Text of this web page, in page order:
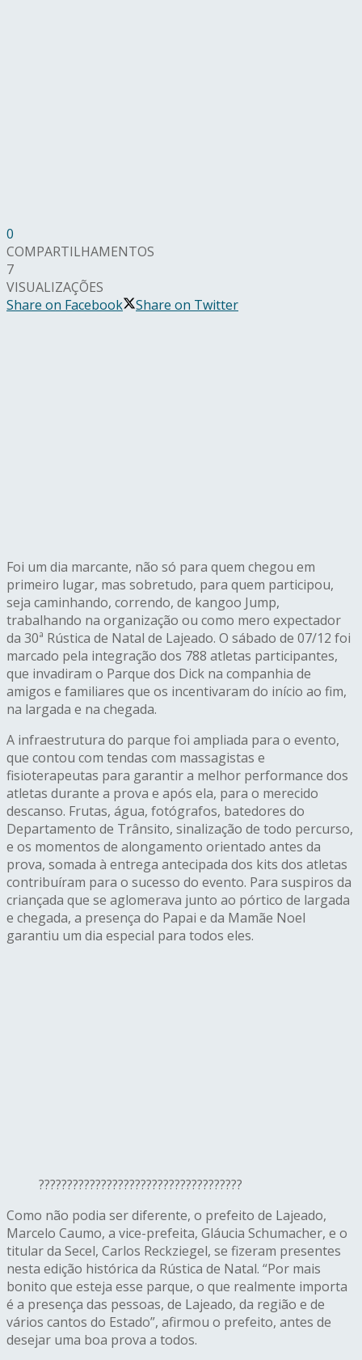
0
COMPARTILHAMENTOS
7
VISUALIZAÇÕES
Share on Facebook
Share on Twitter
Foi um dia marcante, não só para quem chegou em
primeiro lugar, mas sobretudo, para quem participou,
seja caminhando, correndo, de kangoo Jump,
trabalhando na organização ou como mero expectador
da 30ª Rústica de Natal de Lajeado. O sábado de 07/12 foi
marcado pela integração dos 788 atletas participantes,
que invadiram o Parque dos Dick na companhia de
amigos e familiares que os incentivaram do início ao fim,
na largada e na chegada.
A infraestrutura do parque foi ampliada para o evento,
que contou com tendas com massagistas e
fisioterapeutas para garantir a melhor performance dos
atletas durante a prova e após ela, para o merecido
descanso. Frutas, água, fotógrafos, batedores do
Departamento de Trânsito, sinalização de todo percurso,
e os momentos de alongamento orientado antes da
prova, somada à entrega antecipada dos kits dos atletas
contribuíram para o sucesso do evento. Para suspiros da
criançada que se aglomerava junto ao pórtico de largada
e chegada, a presença do Papai e da Mamãe Noel
garantiu um dia especial para todos eles.
????????????????????????????????????
Como não podia ser diferente, o prefeito de Lajeado,
Marcelo Caumo, a vice-prefeita, Gláucia Schumacher, e o
titular da Secel, Carlos Reckziegel, se fizeram presentes
nesta edição histórica da Rústica de Natal. “Por mais
bonito que esteja esse parque, o que realmente importa
é a presença das pessoas, de Lajeado, da região e de
vários cantos do Estado”, afirmou o prefeito, antes de
desejar uma boa prova a todos.